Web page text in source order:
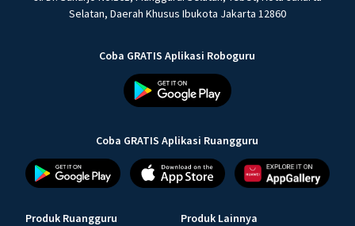
Selatan, Daerah Khusus Ibukota Jakarta 12860
Coba GRATIS Aplikasi Roboguru
Coba GRATIS Aplikasi Ruangguru
Produk Ruangguru Produk Lainnya